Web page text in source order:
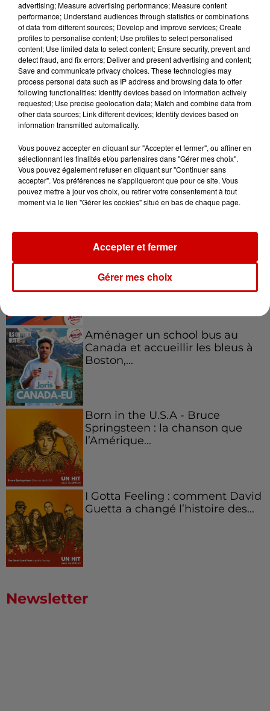
Le Duel - Gagnez vos entrées
pour l'un des zoos de nos
régions !
Destination Vacances - Gagnez
votre séjour en famille au cœur
de la...
Kelly Massol, figure
emblématique de
l'entrepreneuriat féminin
Aménager un school bus au
Canada et accueillir les bleus à
Boston,...
Born in the U.S.A - Bruce
Springsteen : la chanson que
l’Amérique...
I Gotta Feeling : comment David
Guetta a changé l’histoire des...
Newsletter
advertising; Measure advertising performance; Measure content
performance; Understand audiences through statistics or combinations
of data from different sources; Develop and improve services; Create
profiles to personalise content; Use profiles to select personalised
content; Use limited data to select content; Ensure security, prevent and
detect fraud, and fix errors; Deliver and present advertising and content;
Save and communicate privacy choices. These technologies may
process personal data such as IP address and browsing data to offer
following functionalities: Identify devices based on information actively
requested; Use precise geolocation data; Match and combine data from
other data sources; Link different devices; Identify devices based on
information transmitted automatically.
Vous pouvez accepter en cliquant sur "Accepter et fermer", ou affiner en
sélectionnant les finalités et/ou partenaires dans "Gérer mes choix".
Vous pouvez également refuser en cliquant sur "Continuer sans
accepter". Vos préférences ne s'appliqueront que pour ce site. Vous
pouvez mettre à jour vos choix, ou retirer votre consentement à tout
moment via le lien "Gérer les cookies" situé en bas de chaque page.
Gérer mes choix
Accepter et fermer